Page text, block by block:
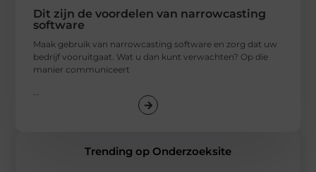
Trending op Onderzoeksite
Dit zijn de voordelen van narrowcasting
software
Maak gebruik van narrowcasting software en zorg dat uw
bedrijf vooruitgaat. Wat u dan kunt verwachten? Op die
manier communiceert
...